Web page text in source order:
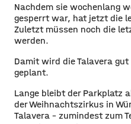
Nachdem sie wochenlang
gesperrt war, hat jetzt die
Zuletzt müssen noch die
werden.
Damit wird die Talavera
geplant.
Lange bleibt der Parkplatz
der Weihnachtszirkus in
Talavera – zumindest zum